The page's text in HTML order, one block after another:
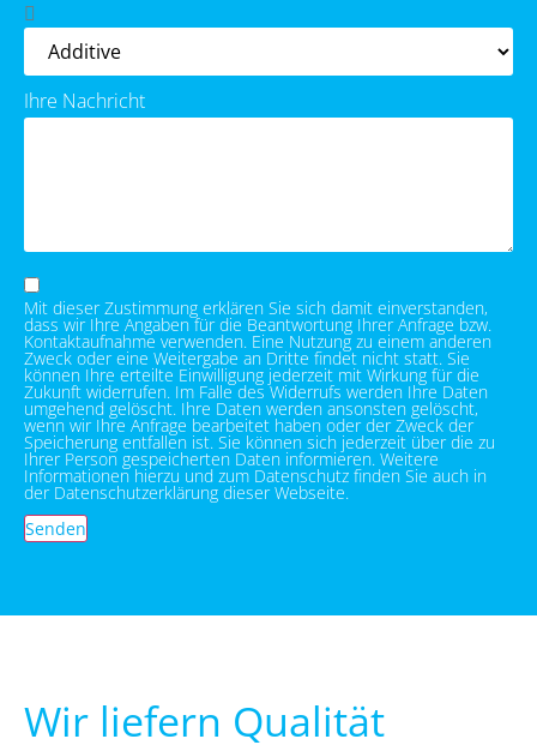
Ihre Nachricht
Mit dieser Zustimmung erklären Sie sich damit einverstanden,
dass wir Ihre Angaben für die Beantwortung Ihrer Anfrage bzw.
Kontaktaufnahme verwenden. Eine Nutzung zu einem anderen
Zweck oder eine Weitergabe an Dritte findet nicht statt. Sie
können Ihre erteilte Einwilligung jederzeit mit Wirkung für die
Zukunft widerrufen. Im Falle des Widerrufs werden Ihre Daten
umgehend gelöscht. Ihre Daten werden ansonsten gelöscht,
wenn wir Ihre Anfrage bearbeitet haben oder der Zweck der
Speicherung entfallen ist. Sie können sich jederzeit über die zu
Ihrer Person gespeicherten Daten informieren. Weitere
Informationen hierzu und zum Datenschutz finden Sie auch in
der Datenschutzerklärung dieser Webseite.
Senden
Wir liefern Qualität